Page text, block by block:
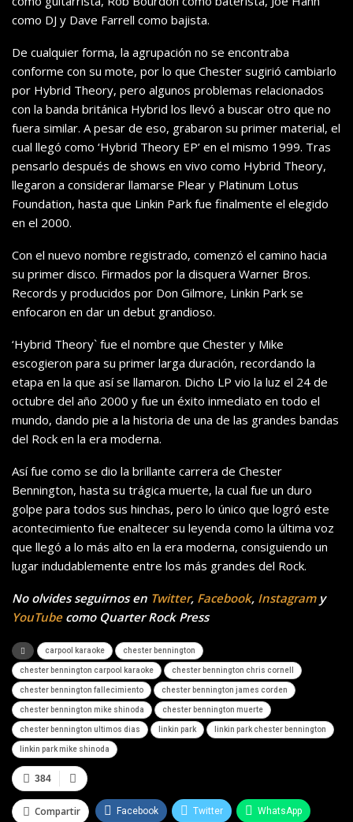
como DJ y Dave Farrell como bajista.
De cualquier forma, la agrupación no se encontraba
conforme con su mote, por lo que Chester sugirió cambiarlo
por Hybrid Theory, pero algunos problemas relacionados
con la banda británica Hybrid los llevó a buscar otro que no
fuera similar. A pesar de eso, grabaron su primer material, el
cual llegó como ‘Hybrid Theory EP’ en el mismo 1999. Tras
pensarlo después de shows en vivo como Hybrid Theory,
llegaron a considerar llamarse Plear y Platinum Lotus
Foundation, hasta que Linkin Park fue finalmente el elegido
en el 2000.
Con el nuevo nombre registrado, comenzó el camino hacia
su primer disco. Firmados por la disquera Warner Bros.
Records y producidos por Don Gilmore, Linkin Park se
enfocaron en dar un debut grandioso.
‘Hybrid Theory` fue el nombre que Chester y Mike
escogieron para su primer larga duración, recordando la
etapa en la que así se llamaron. Dicho LP vio la luz el 24 de
octubre del año 2000 y fue un éxito inmediato en todo el
mundo, dando pie a la historia de una de las grandes bandas
del Rock en la era moderna.
Así fue como se dio la brillante carrera de Chester
Bennington, hasta su trágica muerte, la cual fue un duro
golpe para todos sus hinchas, pero lo único que logró este
acontecimiento fue enaltecer su leyenda como la última voz
que llegó a lo más alto en la era moderna, consiguiendo un
lugar indudablemente entre los más grandes del Rock.
No olvides seguirnos en Twitter, Facebook, Instagramy
YouTubecomo Quarter Rock Press
carpool karaoke chester bennington
chester bennington carpool karaoke chester bennington chris cornell
chester bennington fallecimiento chester bennington james corden
chester bennington mike shinoda chester bennington muerte
chester bennington ultimos dias linkin park linkin park chester bennington
linkin park mike shinoda
384
Compartir Facebook Twitter WhatsApp